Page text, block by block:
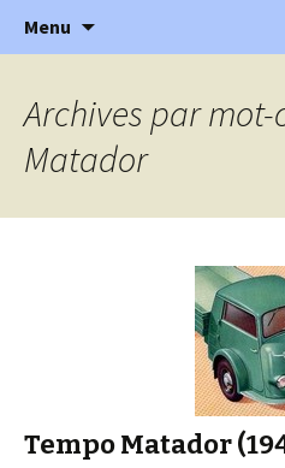
l'Automobile
l'automobile ancienne
…
Menu
Archives par mot-
Matador
Tempo Matador